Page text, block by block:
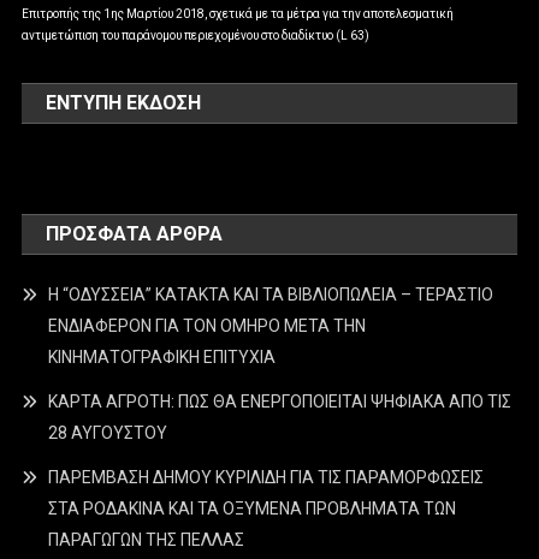
Επιτροπής της 1ης Μαρτίου 2018, σχετικά με τα μέτρα για την αποτελεσματική
αντιμετώπιση του παράνομου περιεχομένου στο διαδίκτυο (L 63)
ΕΝΤΥΠΗ ΕΚΔΟΣΗ
ΠΡΌΣΦΑΤΑ ΆΡΘΡΑ
Η “ΟΔΥΣΣΕΙΑ” ΚΑΤΑΚΤΑ ΚΑΙ ΤΑ ΒΙΒΛΙΟΠΩΛΕΙΑ – ΤΕΡΑΣΤΙΟ
ΕΝΔΙΑΦΕΡΟΝ ΓΙΑ ΤΟΝ ΟΜΗΡΟ ΜΕΤΑ ΤΗΝ
ΚΙΝΗΜΑΤΟΓΡΑΦΙΚΗ ΕΠΙΤΥΧΙΑ
ΚΑΡΤΑ ΑΓΡΟΤΗ: ΠΩΣ ΘΑ ΕΝΕΡΓΟΠΟΙΕΙΤΑΙ ΨΗΦΙΑΚΑ ΑΠΟ ΤΙΣ
28 ΑΥΓΟΥΣΤΟΥ
ΠΑΡΕΜΒΑΣΗ ΔΗΜΟΥ ΚΥΡΙΛΙΔΗ ΓΙΑ ΤΙΣ ΠΑΡΑΜΟΡΦΩΣΕΙΣ
ΣΤΑ ΡΟΔΑΚΙΝΑ ΚΑΙ ΤΑ ΟΞΥΜΕΝΑ ΠΡΟΒΛΗΜΑΤΑ ΤΩΝ
ΠΑΡΑΓΩΓΩΝ ΤΗΣ ΠΕΛΛΑΣ